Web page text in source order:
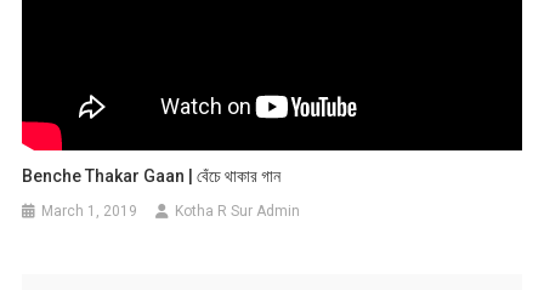
Benche Thakar Gaan | বেঁচে থাকার গান
March 1, 2019 Kotha R Sur Admin